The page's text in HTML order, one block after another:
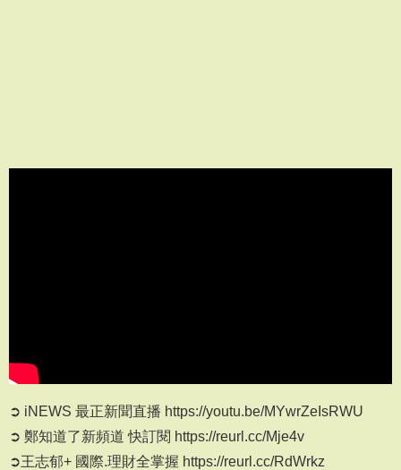
➲ iNEWS 最正新聞直播 https://youtu.be/MYwrZeIsRWU
➲ 鄭知道了新頻道 快訂閱 https://reurl.cc/Mje4v
➲王志郁+ 國際.理財全掌握 https://reurl.cc/RdWrkz